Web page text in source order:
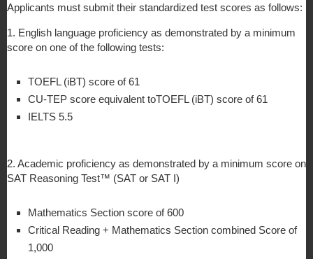
Applicants must submit their standardized test scores as follows:
1. English language proficiency as demonstrated by a minimum
score on one of the following tests:
TOEFL (iBT) score of 61
CU-TEP score equivalent toTOEFL (iBT) score of 61
IELTS 5.5
2. Academic proficiency as demonstrated by a minimum score on
SAT Reasoning Test™ (SAT or SAT I)
Mathematics Section score of 600
Critical Reading + Mathematics Section combined Score of
1,000